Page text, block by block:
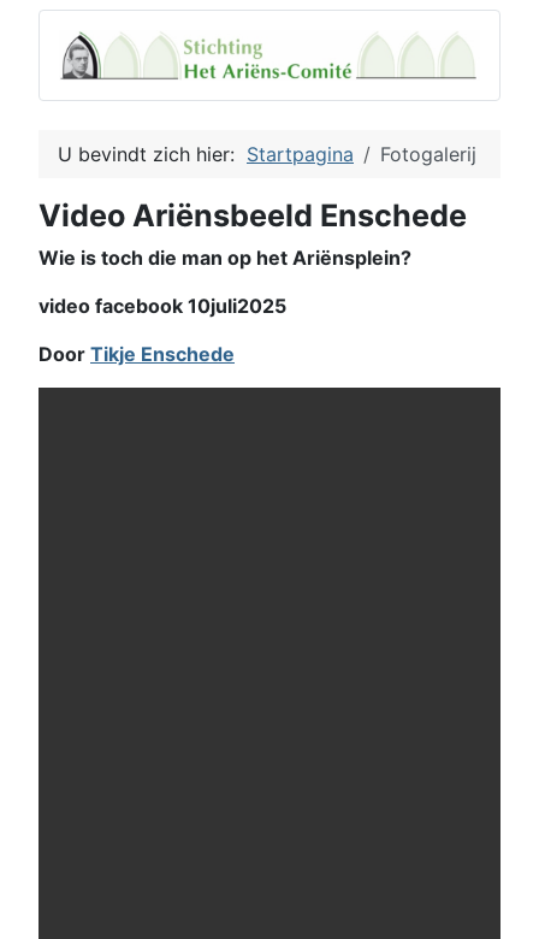
U bevindt zich hier: Startpagina Fotogalerij
Video Ariënsbeeld Enschede
Wie is toch die man op het Ariënsplein?
video facebook 10juli2025
Door Tikje Enschede